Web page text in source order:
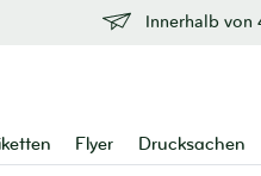
Innerhalb von
Flyer Drucksachen